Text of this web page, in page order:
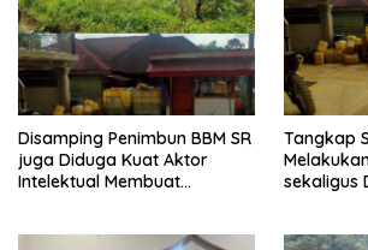
Disamping Penimbun BBM SR
juga Diduga Kuat Aktor
Intelektual Membuat
Tangkap
sekaligus